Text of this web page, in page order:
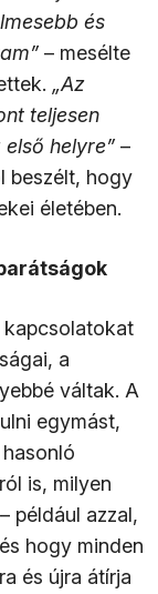
és
– mesélte
„Az
teljesen
helyre” –
beszélt, hogy
életében.
kapcsolatokat
a
váltak. A
egymást,
is, milyen
például azzal,
hogy minden
és újra átírja